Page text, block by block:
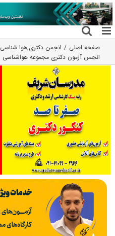
رفتن
به
محتوا
صفحه اصلی انجمن دکتری,هوا شناسی
انجمن آزمون دکتری مجموعه هواشناسی